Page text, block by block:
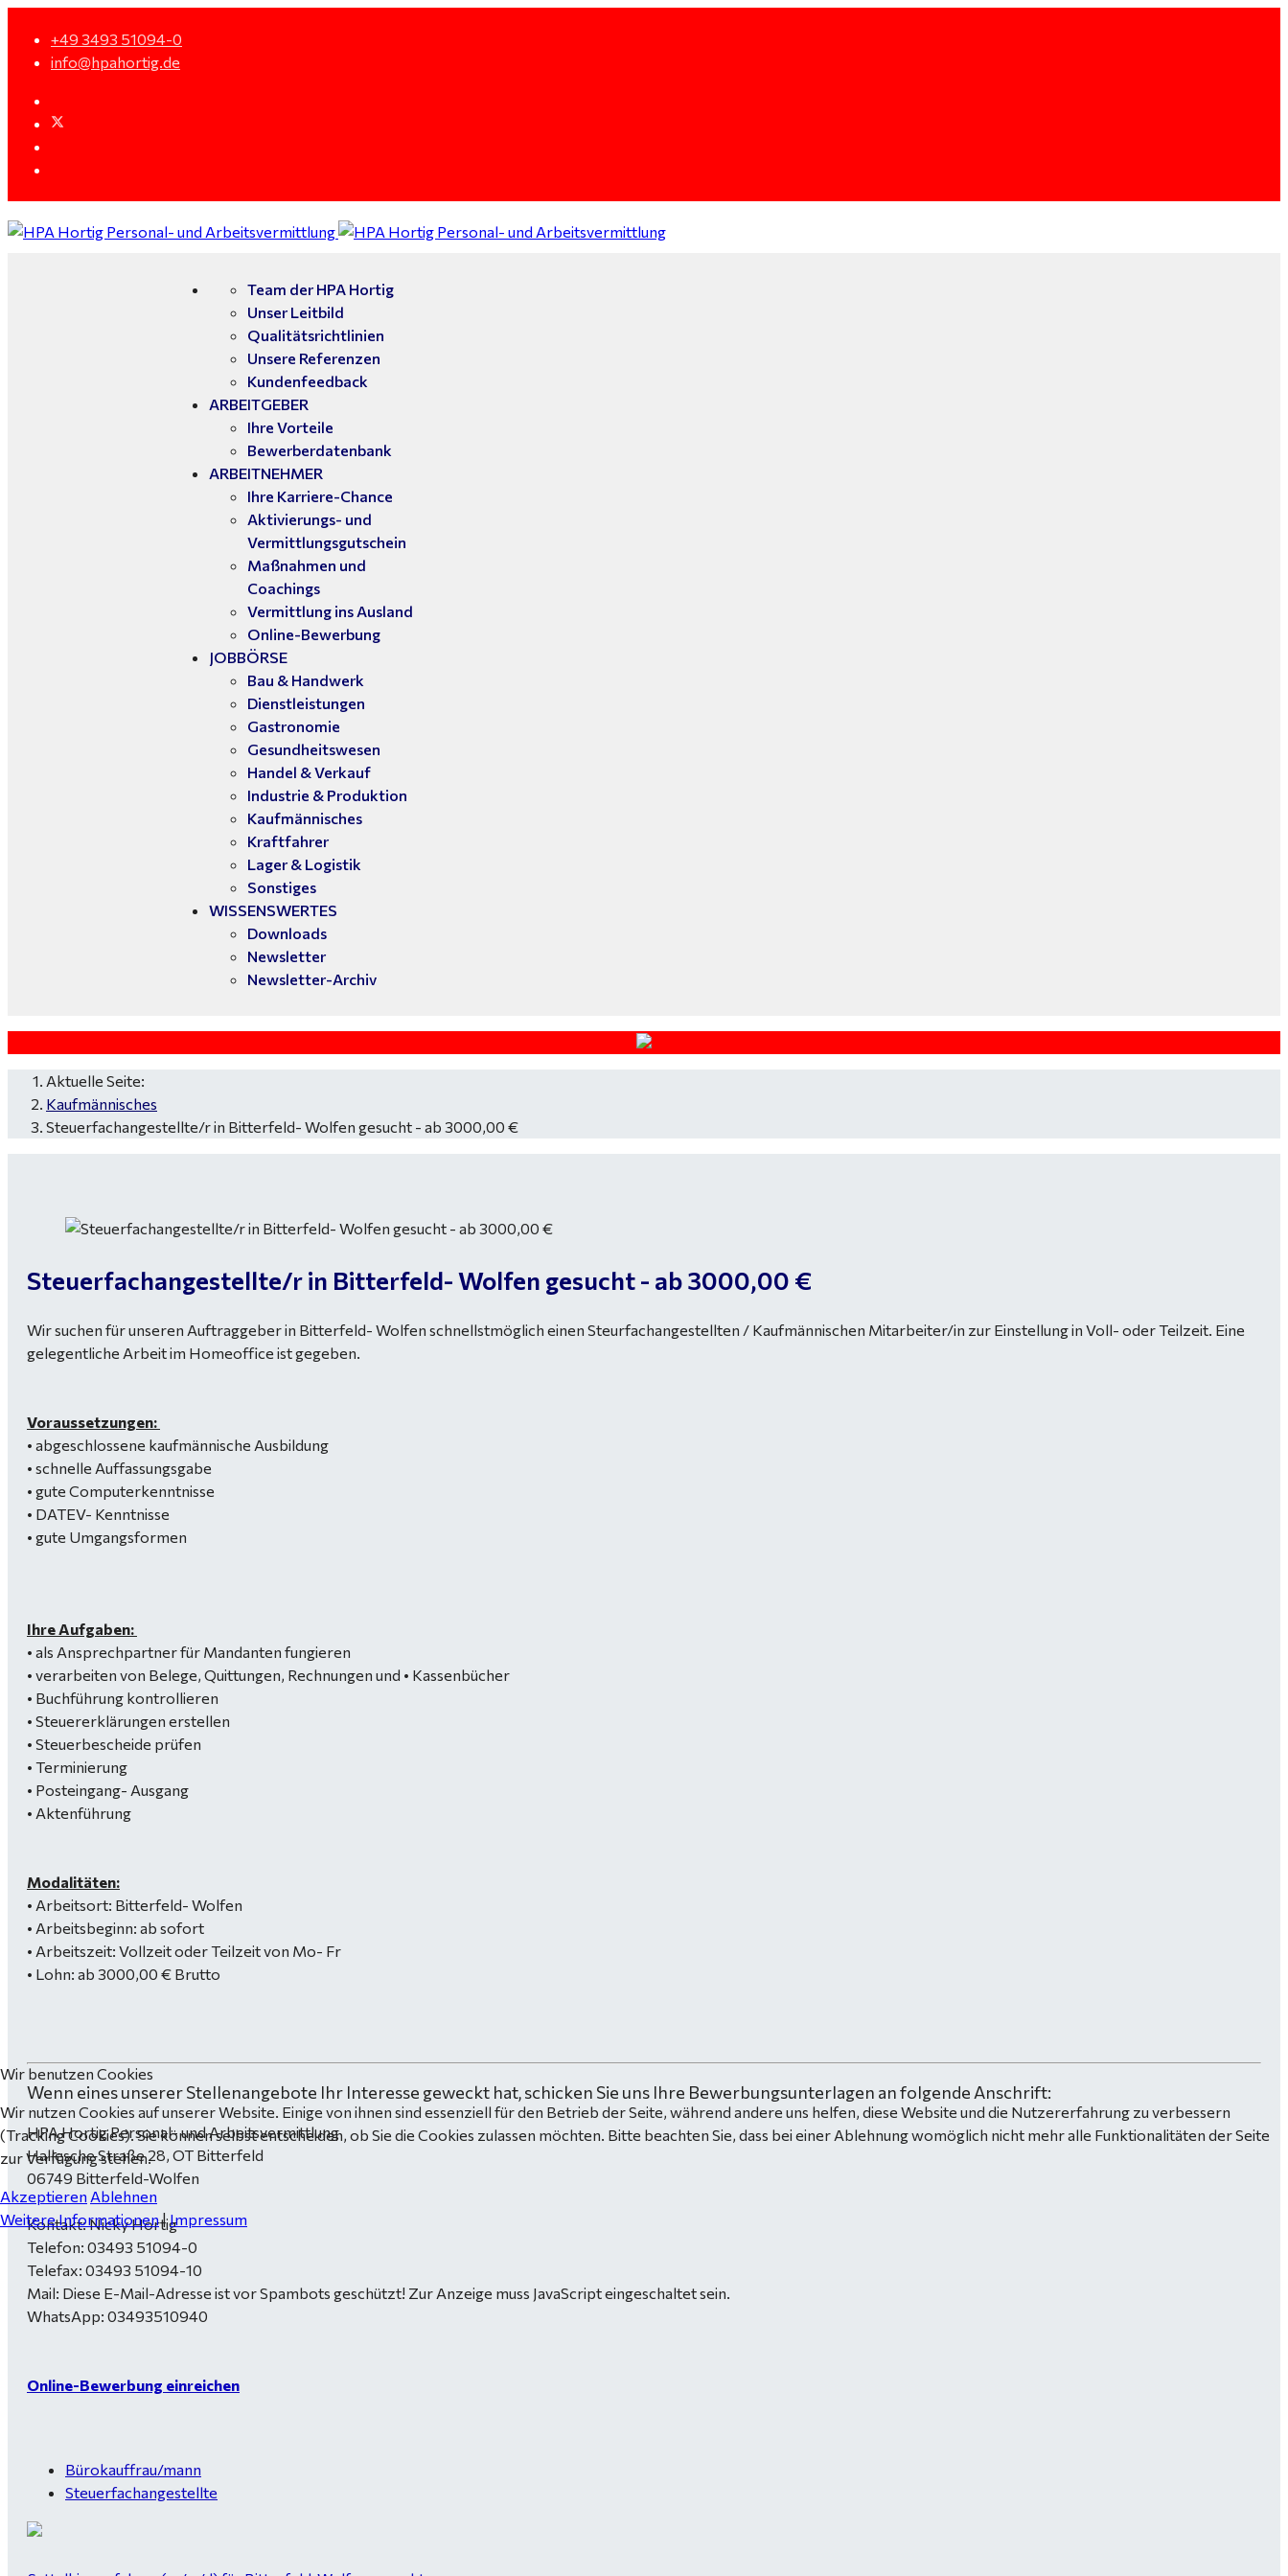
+49 3493 51094-0
info@hpahortig.de
Team der HPA Hortig
Unser Leitbild
Qualitätsrichtlinien
Unsere Referenzen
Kundenfeedback
ARBEITGEBER
Ihre Vorteile
Bewerberdatenbank
ARBEITNEHMER
Ihre Karriere-Chance
Aktivierungs- und
Vermittlungsgutschein
Maßnahmen und
Coachings
Vermittlung ins Ausland
Online-Bewerbung
JOBBÖRSE
Bau & Handwerk
Dienstleistungen
Gastronomie
Gesundheitswesen
Handel & Verkauf
Industrie & Produktion
Kaufmännisches
Kraftfahrer
Lager & Logistik
Sonstiges
WISSENSWERTES
Downloads
Newsletter
Newsletter-Archiv
Aktuelle Seite:
Kaufmännisches
Steuerfachangestellte/r in Bitterfeld- Wolfen gesucht - ab 3000,00 €
Steuerfachangestellte/r in Bitterfeld- Wolfen gesucht - ab 3000,00 €
Wir suchen für unseren Auftraggeber in Bitterfeld- Wolfen schnellstmöglich einen Steurfachangestellten / Kaufmännischen Mitarbeiter/in zur Einstellung in Voll- oder Teilzeit. Eine
gelegentliche Arbeit im Homeoffice ist gegeben.
Voraussetzungen:
• abgeschlossene kaufmännische Ausbildung
• schnelle Auffassungsgabe
• gute Computerkenntnisse
• DATEV- Kenntnisse
• gute Umgangsformen
Ihre Aufgaben:
• als Ansprechpartner für Mandanten fungieren
• verarbeiten von Belege, Quittungen, Rechnungen und • Kassenbücher
• Buchführung kontrollieren
• Steuererklärungen erstellen
• Steuerbescheide prüfen
• Terminierung
• Posteingang- Ausgang
• Aktenführung
Modalitäten:
• Arbeitsort: Bitterfeld- Wolfen
• Arbeitsbeginn: ab sofort
• Arbeitszeit: Vollzeit oder Teilzeit von Mo- Fr
• Lohn: ab 3000,00 € Brutto
Wenn eines unserer Stellenangebote Ihr Interesse geweckt hat, schicken Sie uns Ihre Bewerbungsunterlagen an folgende Anschrift:
HPA Hortig Personal- und Arbeitsvermittlung
Hallesche Straße 28, OT Bitterfeld
06749 Bitterfeld-Wolfen
Kontakt: Nicky Hortig
Telefon: 03493 51094-0
Telefax: 03493 51094-10
Mail: Diese E-Mail-Adresse ist vor Spambots geschützt! Zur Anzeige muss JavaScript eingeschaltet sein.
WhatsApp: 03493510940
Online-Bewerbung einreichen
Bürokauffrau/mann
Steuerfachangestellte
Wir benutzen Cookies
Wir nutzen Cookies auf unserer Website. Einige von ihnen sind essenziell für den Betrieb der Seite, während andere uns helfen, diese Website und die Nutzererfahrung zu verbessern
(Tracking Cookies). Sie können selbst entscheiden, ob Sie die Cookies zulassen möchten. Bitte beachten Sie, dass bei einer Ablehnung womöglich nicht mehr alle Funktionalitäten der Seite
zur Verfügung stehen.
Akzeptieren Ablehnen
Weitere Informationen|Impressum